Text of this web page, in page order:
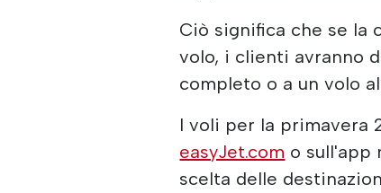
Ciò significa che se la
volo, i clienti avranno
completo o a un volo
I voli per la primavera
easyJet.com o sull'app
scelta delle